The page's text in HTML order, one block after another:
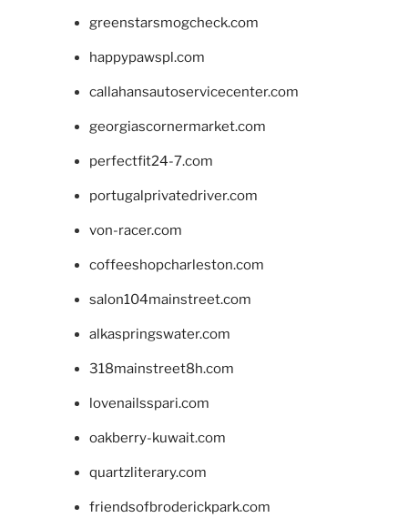
greenstarsmogcheck.com
happypawspl.com
callahansautoservicecenter.com
georgiascornermarket.com
perfectfit24-7.com
portugalprivatedriver.com
von-racer.com
coffeeshopcharleston.com
salon104mainstreet.com
alkaspringswater.com
318mainstreet8h.com
lovenailsspari.com
oakberry-kuwait.com
quartzliterary.com
friendsofbroderickpark.com